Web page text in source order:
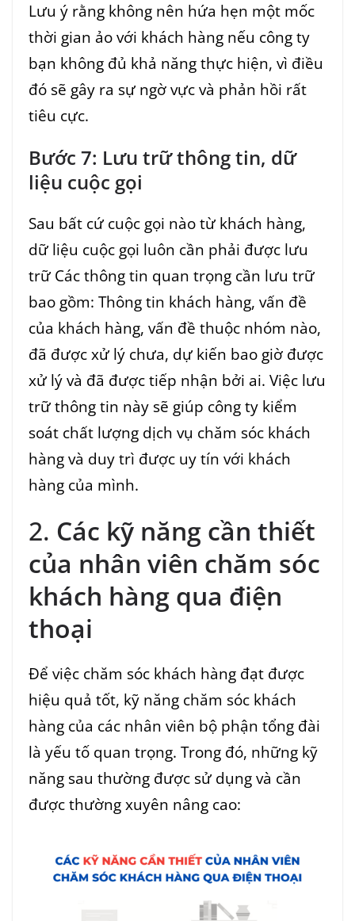
Lưu ý rằng không nên hứa hẹn một mốc
thời gian ảo với khách hàng nếu công ty
bạn không đủ khả năng thực hiện, vì điều
đó sẽ gây ra sự ngờ vực và phản hồi rất
tiêu cực.
Bước 7: Lưu trữ thông tin, dữ
liệu cuộc gọi
Sau bất cứ cuộc gọi nào từ khách hàng,
dữ liệu cuộc gọi luôn cần phải được lưu
trữ Các thông tin quan trọng cần lưu trữ
bao gồm: Thông tin khách hàng, vấn đề
của khách hàng, vấn đề thuộc nhóm nào,
đã được xử lý chưa, dự kiến bao giờ được
xử lý và đã được tiếp nhận bởi ai. Việc lưu
trữ thông tin này sẽ giúp công ty kiểm
soát chất lượng dịch vụ chăm sóc khách
hàng và duy trì được uy tín với khách
hàng của mình.
2. Các kỹ năng cần thiết
của nhân viên chăm sóc
khách hàng qua điện
thoại
Để việc chăm sóc khách hàng đạt được
hiệu quả tốt, kỹ năng chăm sóc khách
hàng của các nhân viên bộ phận tổng đài
là yếu tố quan trọng. Trong đó, những kỹ
năng sau thường được sử dụng và cần
được thường xuyên nâng cao: